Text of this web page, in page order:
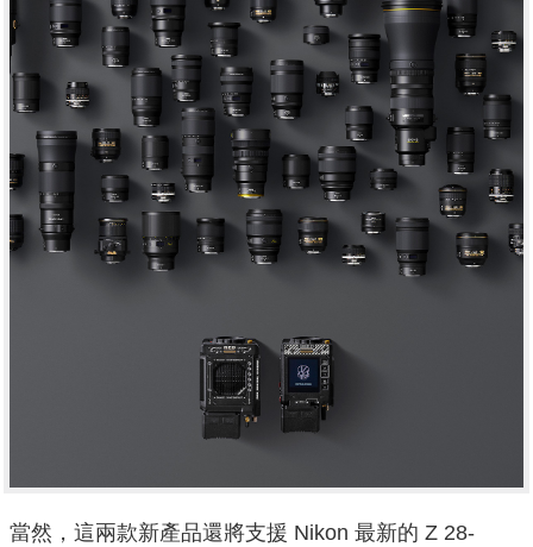
當然，這兩款新產品還將支援 Nikon 最新的 Z 28-